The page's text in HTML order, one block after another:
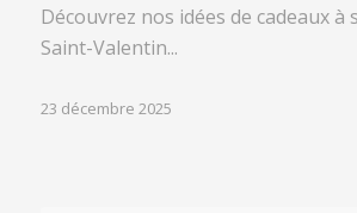
Découvrez nos idées de cadeaux
Saint-Valentin...
23 décembre 2025